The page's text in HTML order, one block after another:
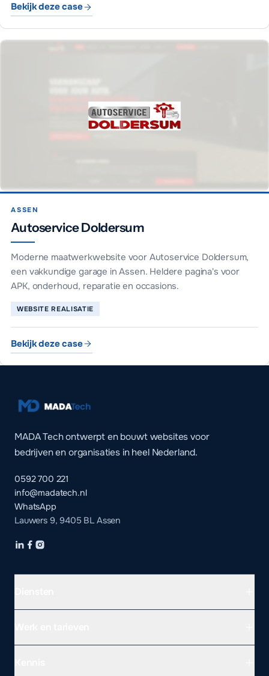
Bekijk deze case
AJA Netwerk B.V.
ASSEN
Autoservice Doldersum
Moderne maatwerkwebsite voor Autoservice Doldersum,
een vakkundige garage in Assen. Heldere pagina's voor
APK, onderhoud, reparatie en occasions.
WEBSITE REALISATIE
Bekijk deze case
Autoservice Doldersum
MADA Tech ontwerpt en bouwt websites voor
bedrijven en organisaties in heel Nederland.
0592 700 221
info@madatech.nl
WhatsApp
Lauwers 9, 9405 BL Assen